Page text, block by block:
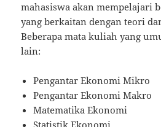
mahasiswa akan mempelajari
yang berkaitan dengan teori
Beberapa mata kuliah yang
lain:
Pengantar Ekonomi Mikro
Pengantar Ekonomi Makro
Matematika Ekonomi